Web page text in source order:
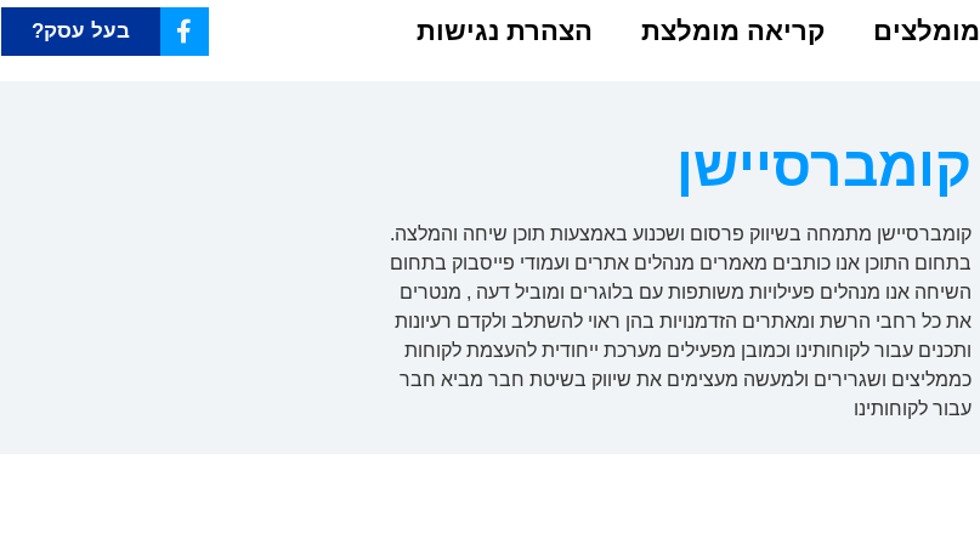
מומלצים קריאה מומלצת הצהרת נגישות מנהל מותג?
בעל עסק?
זה חינם
ומומלץ!
מנהל מותג?
בעל עסק?
זה חינם
ומומלץ!
מנהל מותג?
בעל עסק?
זה חינם
ומומלץ!
קומברסיישן
קומברסיישן מתמחה בשיווק פרסום ושכנוע באמצעות תוכן שיחה והמלצה.
בתחום התוכן אנו כותבים מאמרים מנהלים אתרים ועמודי פייסבוק בתחום
השיחה אנו מנהלים פעילויות משותפות עם בלוגרים ומוביל דעה , מנטרים
את כל רחבי הרשת ומאתרים הזדמנויות בהן ראוי להשתלב ולקדם רעיונות
ותכנים עבור לקוחותינו וכמובן מפעילים מערכת ייחודית להעצמת לקוחות
כממליצים ושגרירים ולמעשה מעצימים את שיווק בשיטת חבר מביא חבר
עבור לקוחותינו